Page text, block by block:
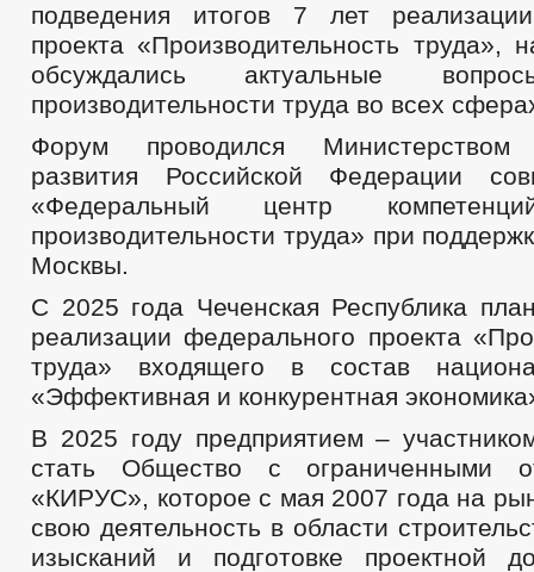
подведения итогов 7 лет
проекта «Производительность труда»,
обсуждались актуальные
производительности труда во всех
Форум проводился Министерством
развития Российской Федерации
«Федеральный центр
производительности труда» при
Москвы.
С 2025 года Чеченская Республика
реализации федерального проекта
труда» входящего в состав
«Эффективная и конкурентная
В 2025 году предприятием –
стать Общество с ограниченными
«КИРУС», которое с мая 2007 года на
свою деятельность в области
изысканий и подготовке проектной